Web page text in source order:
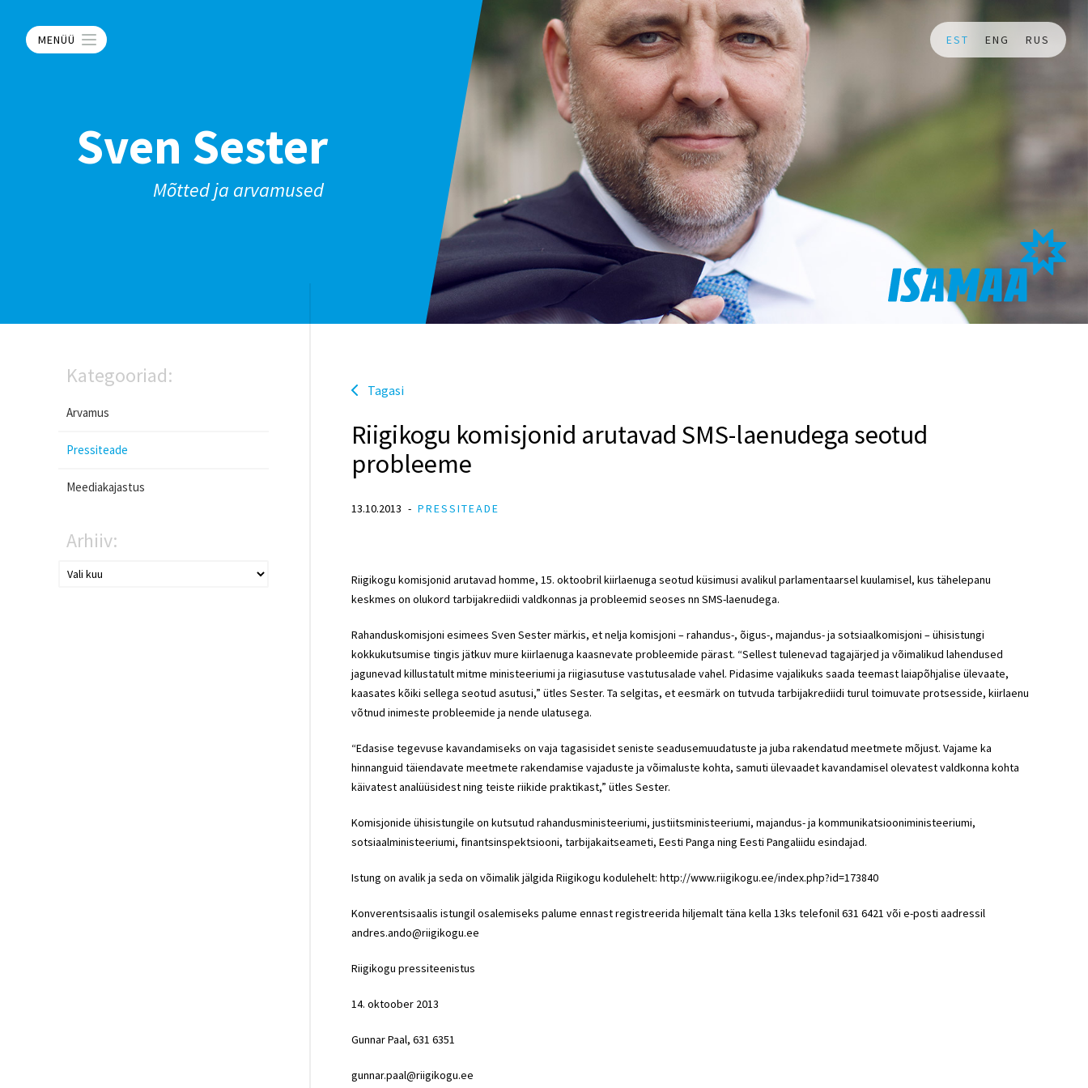
MENÜÜ EST ENG RUS
Sven Sester
Mõtted ja arvamused
Kategooriad:
Arvamus
Pressiteade
Meediakajastus
Arhiiv:
Tagasi
Riigikogu komisjonid arutavad SMS-laenudega seotud
probleeme
13.10.2013 PRESSITEADE
Riigikogu komisjonid arutavad homme, 15. oktoobril kiirlaenuga seotud küsimusi avalikul parlamentaarsel kuulamisel, kus tähelepanu
keskmes on olukord tarbijakrediidi valdkonnas ja probleemid seoses nn SMS-laenudega.
Rahanduskomisjoni esimees Sven Sestermärkis, et nelja komisjoni – rahandus-, õigus-, majandus- ja sotsiaalkomisjoni – ühisistungi
kokkukutsumise tingis jätkuv mure kiirlaenuga kaasnevate probleemide pärast. “Sellest tulenevad tagajärjed ja võimalikud lahendused
jagunevad killustatult mitme ministeeriumi ja riigiasutuse vastutusalade vahel. Pidasime vajalikuks saada teemast laiapõhjalise ülevaate,
kaasates kõiki sellega seotud asutusi,” ütles Sester. Ta selgitas, et eesmärk on tutvuda tarbijakrediidi turul toimuvate protsesside, kiirlaenu
võtnud inimeste probleemide ja nende ulatusega.
“Edasise tegevuse kavandamiseks on vaja tagasisidet seniste seadusemuudatuste ja juba rakendatud meetmete mõjust. Vajame ka
hinnanguid täiendavate meetmete rakendamise vajaduste ja võimaluste kohta, samuti ülevaadet kavandamisel olevatest valdkonna kohta
käivatest analüüsidest ning teiste riikide praktikast,” ütles Sester.
Komisjonide ühisistungile on kutsutud rahandusministeeriumi, justiitsministeeriumi, majandus- ja kommunikatsiooniministeeriumi,
sotsiaalministeeriumi, finantsinspektsiooni, tarbijakaitseameti, Eesti Panga ning Eesti Pangaliidu esindajad.
Istung on avalik ja seda on võimalik jälgida Riigikogu kodulehelt: http://www.riigikogu.ee/index.php?id=173840
Konverentsisaalis istungil osalemiseks palume ennast registreerida hiljemalt täna kella 13ks telefonil 631 6421 või e-posti aadressil
andres.ando@riigikogu.ee
Riigikogu pressiteenistus
14. oktoober 2013
Gunnar Paal, 631 6351
gunnar.paal@riigikogu.ee